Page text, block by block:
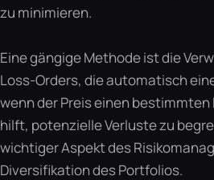
zu minimieren.
Eine gängige Methode ist die
Loss-Orders, die automatisch
wenn der Preis einen bestimmten
hilft, potenzielle Verluste zu
wichtiger Aspekt des
Diversifikation des Portfolios.